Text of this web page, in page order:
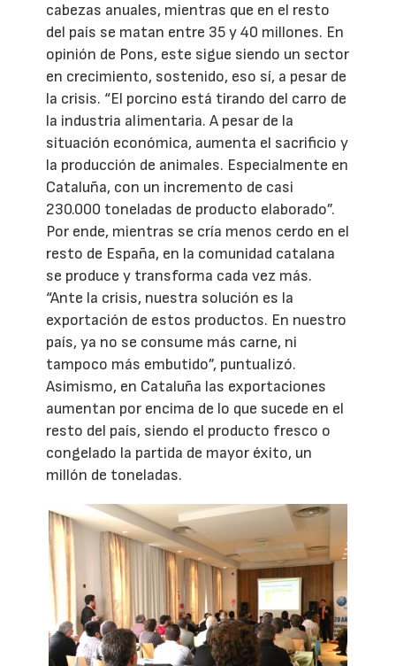
cabezas anuales, mientras que en el resto
del país se matan entre 35 y 40 millones. En
opinión de Pons, este sigue siendo un sector
en crecimiento, sostenido, eso sí, a pesar de
la crisis. “El porcino está tirando del carro de
la industria alimentaria. A pesar de la
situación económica, aumenta el sacrificio y
la producción de animales. Especialmente en
Cataluña, con un incremento de casi
230.000 toneladas de producto elaborado”.
Por ende, mientras se cría menos cerdo en el
resto de España, en la comunidad catalana
se produce y transforma cada vez más.
“Ante la crisis, nuestra solución es la
exportación de estos productos. En nuestro
país, ya no se consume más carne, ni
tampoco más embutido”, puntualizó.
Asimismo, en Cataluña las exportaciones
aumentan por encima de lo que sucede en el
resto del país, siendo el producto fresco o
congelado la partida de mayor éxito, un
millón de toneladas.